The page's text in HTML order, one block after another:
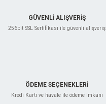
GÜVENLİ ALIŞVERİŞ
256bit SSL Sertifikası ile güvenli alışveriş
ÖDEME SEÇENEKLERİ
Kredi Kartı ve havale ile ödeme imkanı